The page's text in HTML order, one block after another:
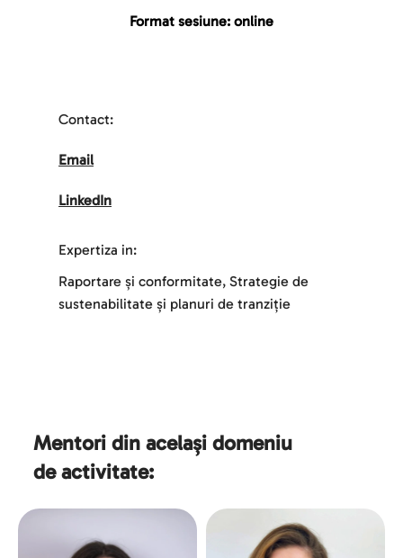
Format sesiune: online
Contact:
Email
LinkedIn
Expertiza in:
Raportare și conformitate, Strategie de
sustenabilitate și planuri de tranziție
Mentori din același domeniu
de activitate: